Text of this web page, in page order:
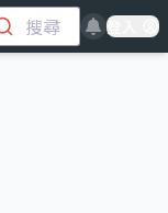
搜尋 登入